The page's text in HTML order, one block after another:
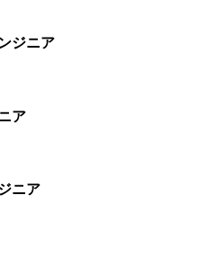
ジニア
ア
ニア